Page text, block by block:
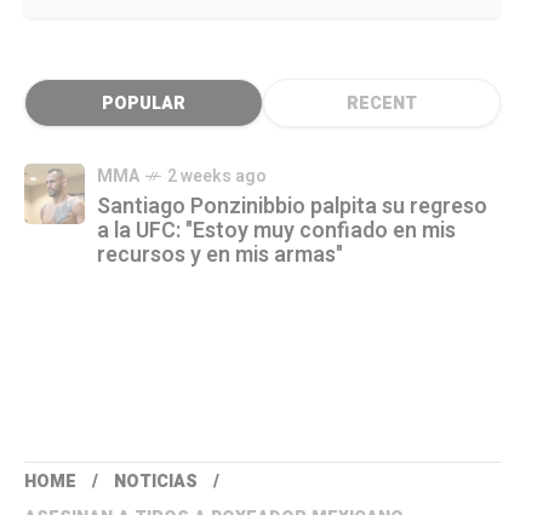
POPULAR RECENT
MMA 2 weeks ago
Santiago Ponzinibbio palpita su regreso
a la UFC: "Estoy muy confiado en mis
recursos y en mis armas"
HOME
NOTICIAS